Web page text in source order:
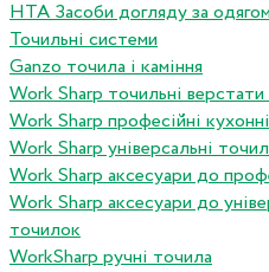
HTA Засоби догляду за
Точильні системи
Ganzo точила і каміння
Work Sharp точильні верстати
Work Sharp професiйнi
Work Sharp унiверсальнi
Work Sharp аксесуари до
Work Sharp аксесуари до
точилок
WorkSharp ручні точила